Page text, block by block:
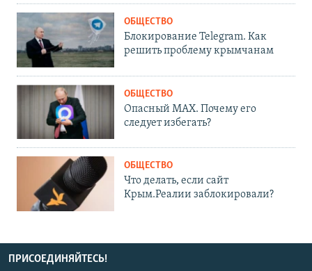
ОБЩЕСТВО
Блокирование Telegram. Как
решить проблему крымчанам
ОБЩЕСТВО
Опасный MAX. Почему его
следует избегать?
ОБЩЕСТВО
Что делать, если сайт
Крым.Реалии заблокировали?
ПРИСОЕДИНЯЙТЕСЬ!